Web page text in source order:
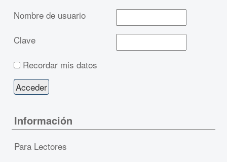
Nombre de usuario
Clave
Recordar mis datos
Información
Para Lectores